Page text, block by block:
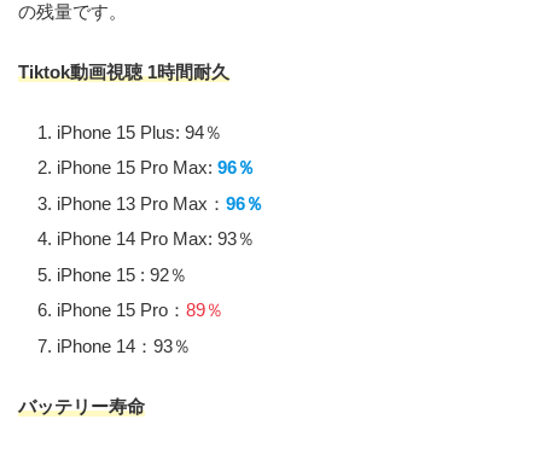
の残量です。
Tiktok動画視聴 1時間耐久
iPhone 15 Plus: 94％
iPhone 15 Pro Max: 96％
iPhone 13 Pro Max： 96％
iPhone 14 Pro Max: 93％
iPhone 15 : 92％
iPhone 15 Pro： 89％
iPhone 14：93％
バッテリー寿命